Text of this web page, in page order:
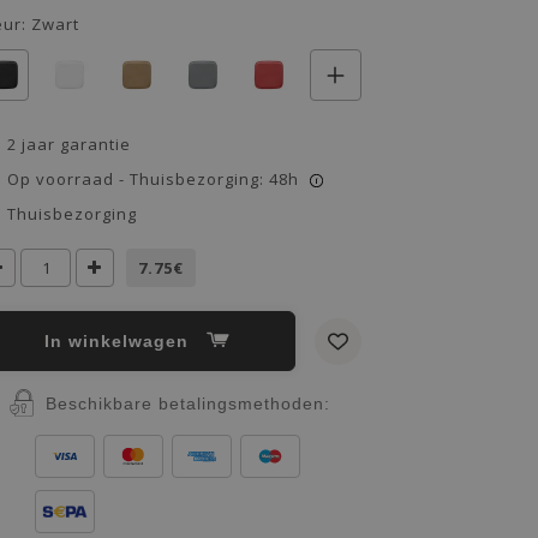
Zwart
2 jaar garantie
Op voorraad - Thuisbezorging: 48h
i
Thuisbezorging
7.75€
In winkelwagen
Beschikbare betalingsmethoden: